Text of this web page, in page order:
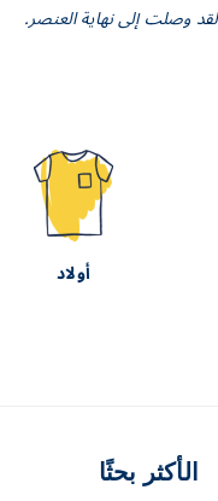
لقد وصلت إلى نهاية العنصر.
أولاد
الأكثر بحثًا